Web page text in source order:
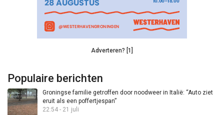
Adverteren? [1]
Populaire berichten
Groningse familie getroffen door noodweer in Italië: “Auto ziet
eruit als een poffertjespan”
22:54 - 21 juli